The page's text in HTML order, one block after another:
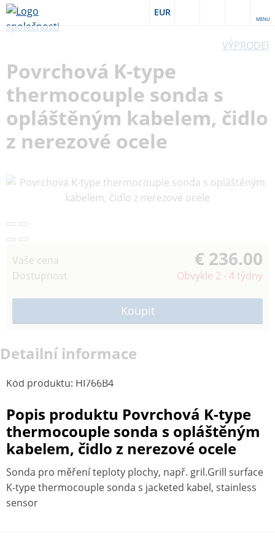
EUR
MENU
VÝPRODEJ
Povrchová K-type
thermocouple sonda s
opláštěným kabelem, čidlo
z nerezové ocele
Vaše cena € 236.00
Dostupnost Obvykle 2 - 4 týdny
Detailní informace
Kód produktu: HI766B4
Popis produktu Povrchová K-type
thermocouple sonda s opláštěným
kabelem, čidlo z nerezové ocele
Sonda pro měření teploty plochy, např. gril.Grill surface
K-type thermocouple sonda s jacketed kabel, stainless
sensor